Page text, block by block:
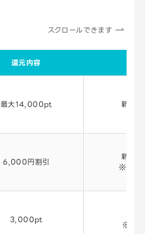
スクロールできます
還元内容
最大14,000pt 新規
6,000円割引
新規
※端末
3,000pt
※再契